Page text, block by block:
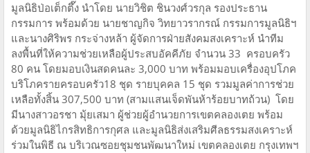
มูลนิธิป่อเต็กตึ๊ง นำโดย นายวิชิต ชินวงศ์วรกุล รองประธาน
กรรมการ พร้อมด้วย นายชาญกิจ วิทยาวรากรณ์ กรรมการมูลนิธิฯ
และนางศิริพร กระจ่างหล้า ผู้จัดการฝ่ายสังคมสงเคราะห์ นำทีม
ลงพื้นที่ให้ความช่วยเหลือผู้ประสบอัคคีภัย จำนวน 33 ครอบครัว
80 คน โดยมอบเงินสดคนละ 3,000 บาท พร้อมมอบเครื่องอุปโภค
บริโภครายครอบครัว18 ชุด รายบุคคล 15 ชุด รวมมูลค่าการช่วย
เหลือทั้งสิ้น 307,500 บาท (สามแสนเจ็ดพันห้าร้อยบาทถ้วน) โดย
มีนางสาวอรชา มุ้ยเสมา ผู้ช่วยผู้อำนวยการเขตคลองเตย พร้อม
ด้วยมูลนิธิไกรสิทธิการกุศล และมูลนิธิส่งเสริมศีลธรรมสงเคราะห์
ร่วมในพิธี ณ บริเวณซอยชุมชนพัฒนาใหม่ เขตคลองเตย กรุงเทพฯ